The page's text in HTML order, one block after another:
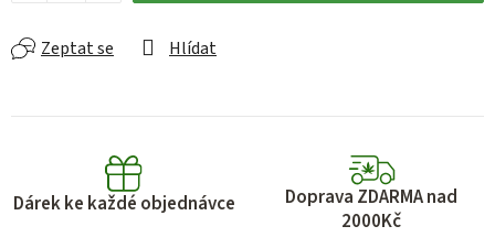
Zeptat se Hlídat
Dárek ke každé objednávce
Doprava ZDARMA nad
2000Kč